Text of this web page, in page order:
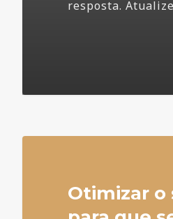
resposta.
Otimizar o